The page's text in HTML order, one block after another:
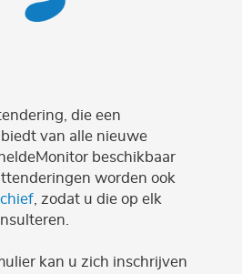
die een
van alle nieuwe
beschikbaar
worden ook
, zodat u die op elk
kan u zich inschrijven